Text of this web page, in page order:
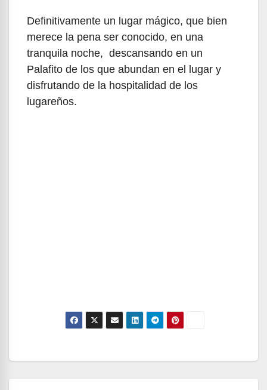
Definitivamente un lugar mágico, que bien
merece la pena ser conocido, en una
tranquila noche, descansando en un
Palafito de los que abundan en el lugar y
disfrutando de la hospitalidad de los
lugareños.
Navegación